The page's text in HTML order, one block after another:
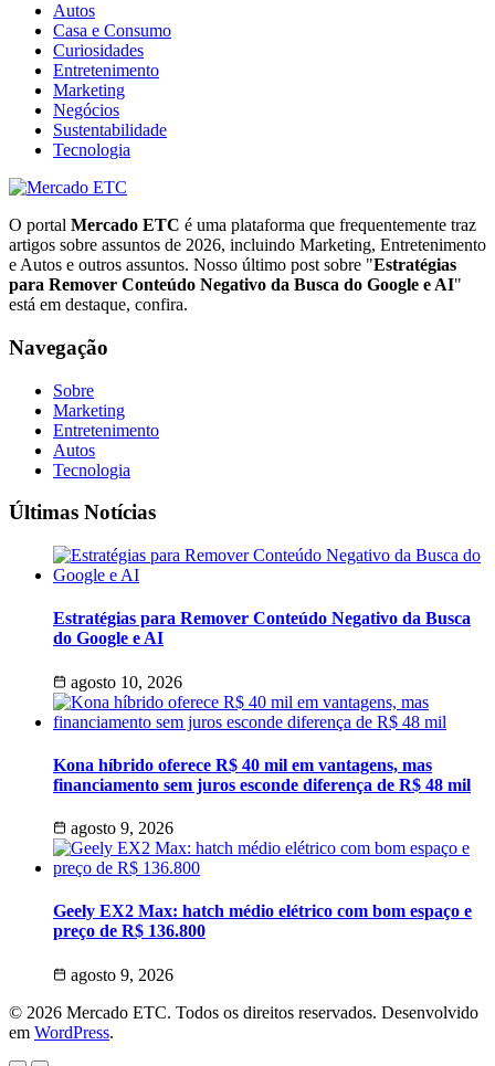
Autos
Casa e Consumo
Curiosidades
Entretenimento
Marketing
Negócios
Sustentabilidade
Tecnologia
O portal Mercado ETC é uma plataforma que frequentemente traz
artigos sobre assuntos de 2026, incluindo Marketing, Entretenimento
e Autos e outros assuntos. Nosso último post sobre "Estratégias
para Remover Conteúdo Negativo da Busca do Google e AI"
está em destaque, confira.
Navegação
Sobre
Marketing
Entretenimento
Autos
Tecnologia
Últimas Notícias
Estratégias para Remover Conteúdo Negativo da Busca
do Google e AI
agosto 10, 2026
Kona híbrido oferece R$ 40 mil em vantagens, mas
financiamento sem juros esconde diferença de R$ 48 mil
agosto 9, 2026
Geely EX2 Max: hatch médio elétrico com bom espaço e
preço de R$ 136.800
agosto 9, 2026
© 2026 Mercado ETC. Todos os direitos reservados. Desenvolvido
em WordPress.